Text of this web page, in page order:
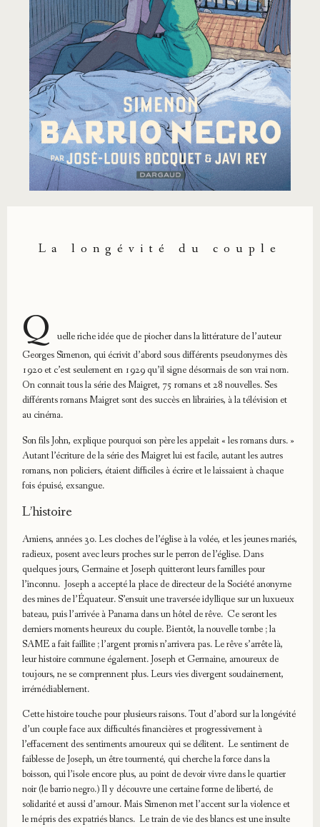
La longévité du couple
Q
uelle riche idée que de piocher dans la littérature de l’auteur
Georges Simenon, qui écrivit d’abord sous différents pseudonymes dès
1920 et c’est seulement en 1929 qu’il signe désormais de son vrai nom.
On connait tous la série des Maigret, 75 romans et 28 nouvelles. Ses
différents romans Maigret sont des succès en librairies, à la télévision et
au cinéma.
Son fils John, explique pourquoi son père les appelait « les romans durs. »
Autant l’écriture de la série des Maigret lui est facile, autant les autres
romans, non policiers, étaient difficiles à écrire et le laissaient à chaque
fois épuisé, exsangue.
L’histoire
Amiens, années 30. Les cloches de l’église à la volée, et les jeunes mariés,
radieux, posent avec leurs proches sur le perron de l’église. Dans
quelques jours, Germaine et Joseph quitteront leurs familles pour
l’inconnu. Joseph a accepté la place de directeur de la Société anonyme
des mines de l’Équateur. S’ensuit une traversée idyllique sur un luxueux
bateau, puis l’arrivée à Panama dans un hôtel de rêve. Ce seront les
derniers moments heureux du couple. Bientôt, la nouvelle tombe ; la
SAME a fait faillite ; l’argent promis n’arrivera pas. Le rêve s’arrête là,
leur histoire commune également. Joseph et Germaine, amoureux de
toujours, ne se comprennent plus. Leurs vies divergent soudainement,
irrémédiablement.
Cette histoire touche pour plusieurs raisons. Tout d’abord sur la longévité
d’un couple face aux difficultés financières et progressivement à
l’effacement des sentiments amoureux qui se délitent. Le sentiment de
faiblesse de Joseph, un être tourmenté, qui cherche la force dans la
boisson, qui l’isole encore plus, au point de devoir vivre dans le quartier
noir (le barrio negro.) Il y découvre une certaine forme de liberté, de
solidarité et aussi d’amour. Mais Simenon met l’accent sur la violence et
le mépris des expatriés blancs. Le train de vie des blancs est une insulte